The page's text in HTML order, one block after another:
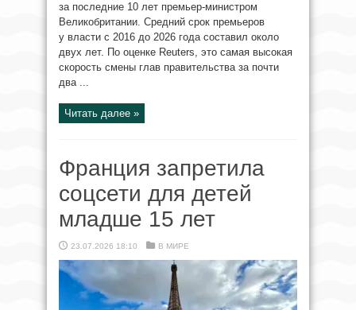
за последние 10 лет премьер-министром
Великобритании. Средний срок премьеров
у власти с 2016 до 2026 года составил около
двух лет. По оценке Reuters, это самая высокая
скорость смены глав правительства за почти
два ...
Читать далее »
Франция запретила
соцсети для детей
младше 15 лет
23.07.2026 18:10 В МИРЕ